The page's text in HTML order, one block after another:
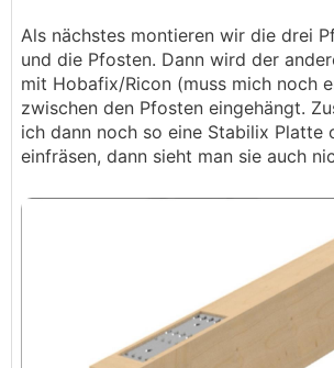
Als nächstes montieren wir die drei
und die Pfosten. Dann wird der
mit Hobafix/Ricon (muss mich noch
zwischen den Pfosten eingehängt.
ich dann noch so eine Stabilix Platte
einfräsen, dann sieht man sie auch